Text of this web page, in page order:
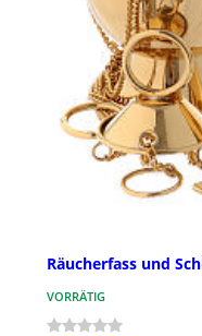
Räucherfass und
VORRÄTIG